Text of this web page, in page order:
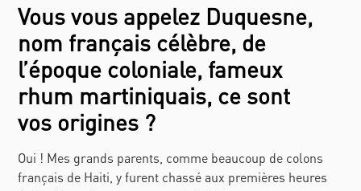
Vous vous appelez Duquesne,
nom français célèbre, de
l’époque coloniale, fameux
rhum martiniquais, ce sont
vos origines ?
Oui ! Mes grands parents, comme beaucoup de colons
français de Haiti, y furent chassé aux premières heures